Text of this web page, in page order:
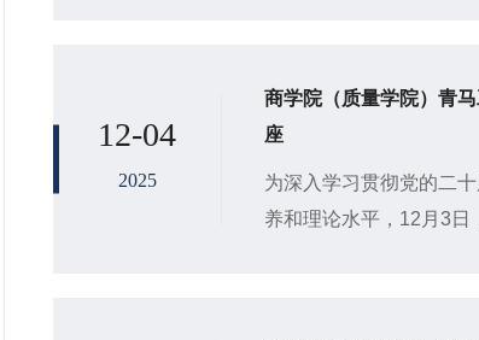
12-04
2025
商学院（质量学院）青
座
为深入学习贯彻党的二
养和理论水平，12月3日